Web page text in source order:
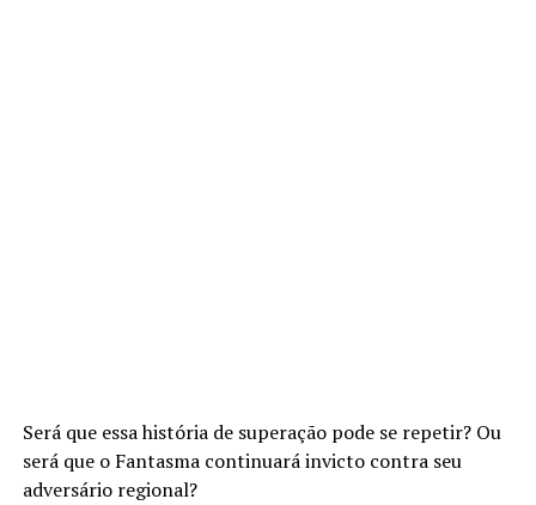
Será que essa história de superação pode se repetir? Ou
será que o Fantasma continuará invicto contra seu
adversário regional?